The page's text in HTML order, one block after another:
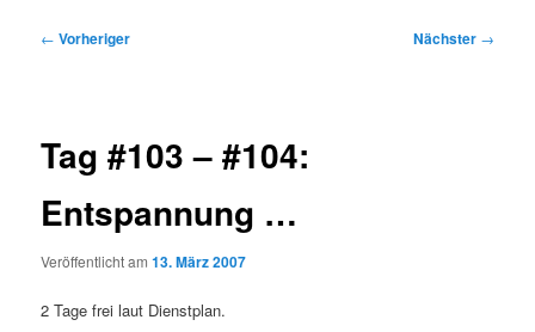
Beitragsnavigation
← Vorheriger Nächster →
Tag #103 – #104:
Entspannung …
Veröffentlicht am13. März 2007
2 Tage frei laut Dienstplan.